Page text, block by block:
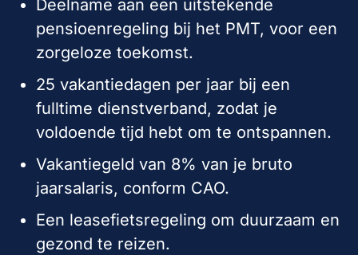
Deelname aan een uitstekende
pensioenregeling bij het PMT, voor een
zorgeloze toekomst.
25 vakantiedagen per jaar bij een
fulltime dienstverband, zodat je
voldoende tijd hebt om te ontspannen.
Vakantiegeld van 8% van je bruto
jaarsalaris, conform CAO.
Een leasefietsregeling om duurzaam en
gezond te reizen.